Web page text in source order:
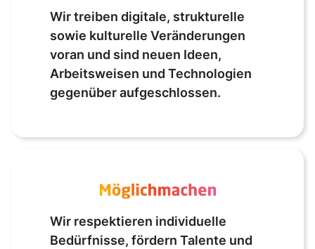
Wir treiben digitale, strukturelle
sowie kulturelle Veränderungen
voran und sind neuen Ideen,
Arbeitsweisen und Technologien
gegenüber aufgeschlossen.
Wir respektieren individuelle
Bedürfnisse, fördern Talente und